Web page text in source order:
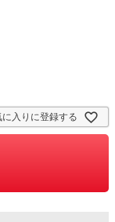
に入りに登録する